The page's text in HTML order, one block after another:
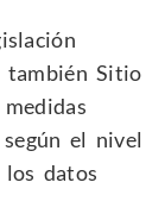
también Sitio
el nivel
los datos